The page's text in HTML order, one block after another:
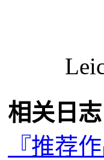
相关日志
『推荐